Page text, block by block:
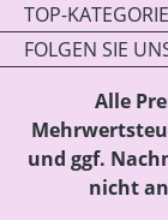
TOP-
FOLGEN SIE
Alle
und ggf.
nicht